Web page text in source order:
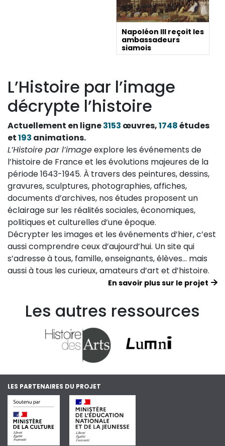
Napoléon III reçoit les
ambassadeurs
siamois
L’Histoire par l’image
décrypte l’histoire
Actuellement en ligne3153 œuvres,1748études
et193 animations.
L’Histoire par l’imageexplore les événements de
l’histoire de France et les évolutions majeures de la
période 1643-1945. À travers des peintures, dessins,
gravures, sculptures, photographies, affiches,
documents d’archives, nos études proposent un
éclairage sur les réalités sociales, économiques,
politiques et culturelles d’une époque.
Décrypter les images et les événements d’hier, c’est
aussi comprendre ceux d’aujourd’hui. Un site qui
s’adresse à tous, famille, enseignants, élèves… mais
aussi à tous les curieux, amateurs d’art et d’histoire.
En savoir plus sur le projet
Les autres ressources
LES PARTENAIRES DU PROJET